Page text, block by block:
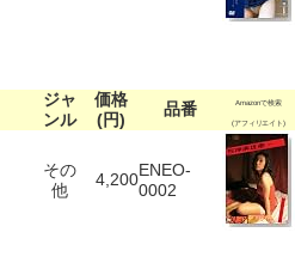
ジャ
ンル
価格
(円)
品番 Amazonで検索
(アフィリエイト)
その
他
4,200ENEO-
0002